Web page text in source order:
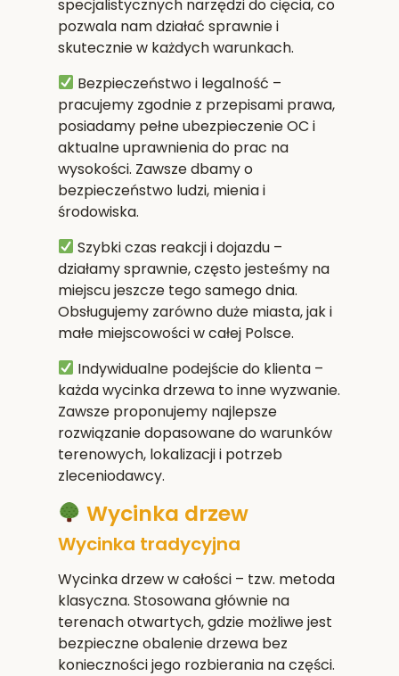
specjalistycznych narzędzi do cięcia, co
pozwala nam działać sprawnie i
skutecznie w każdych warunkach.
Bezpieczeństwo i legalność –
pracujemy zgodnie z przepisami prawa,
posiadamy pełne ubezpieczenie OC i
aktualne uprawnienia do prac na
wysokości. Zawsze dbamy o
bezpieczeństwo ludzi, mienia i
środowiska.
Szybki czas reakcji i dojazdu–
działamy sprawnie, często jesteśmy na
miejscu jeszcze tego samego dnia.
Obsługujemy zarówno duże miasta, jak i
małe miejscowości w całej Polsce.
Indywidualne podejście do klienta–
każda wycinka drzewa to inne wyzwanie.
Zawsze proponujemy najlepsze
rozwiązanie dopasowane do warunków
terenowych, lokalizacji i potrzeb
zleceniodawcy.
Wycinka drzew
Wycinka tradycyjna
Wycinka drzew w całości – tzw. metoda
klasyczna. Stosowana głównie na
terenach otwartych, gdzie możliwe jest
bezpieczne obalenie drzewa bez
konieczności jego rozbierania na części.